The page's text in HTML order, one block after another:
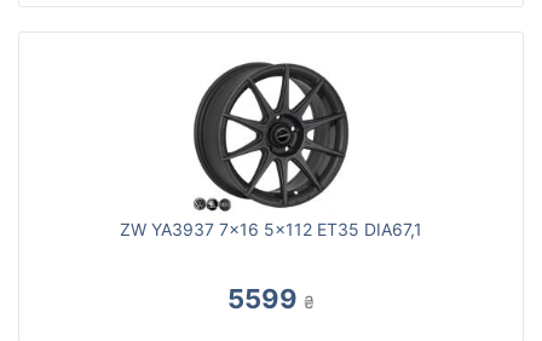
ZW YA3937 7x16 5x112 ET35 DIA67,1
5599 ₴